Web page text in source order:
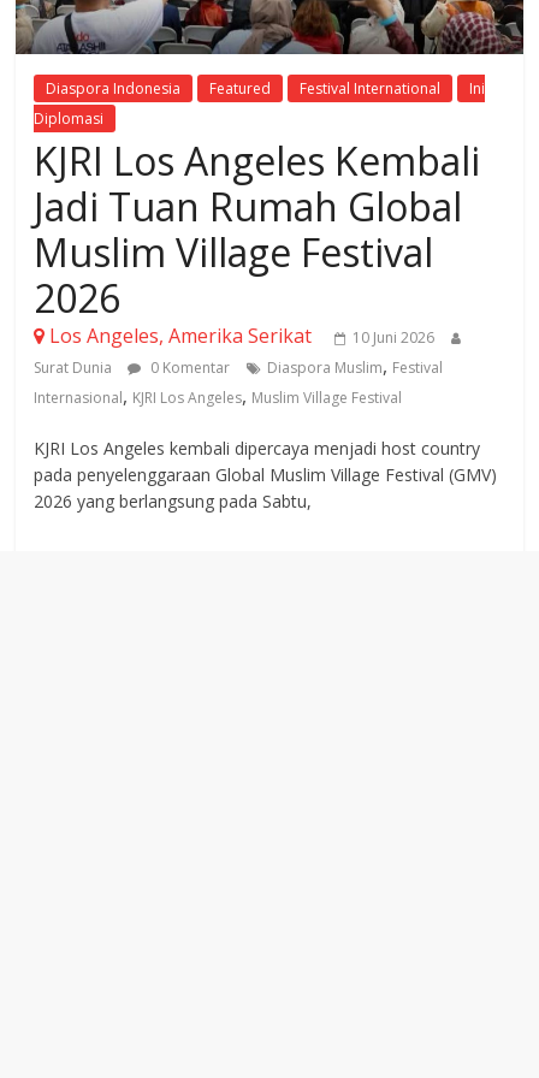
Diaspora Indonesia Featured Festival International
Ini
Diplomasi
KJRI Los Angeles Kembali
Jadi Tuan Rumah Global
Muslim Village Festival
2026
Los Angeles, Amerika Serikat
10 Juni 2026
Surat Dunia
0 Komentar Diaspora Muslim, Festival
Internasional, KJRI Los Angeles, Muslim Village Festival
KJRI Los Angeles kembali dipercaya menjadi host country
pada penyelenggaraan Global Muslim Village Festival (GMV)
2026 yang berlangsung pada Sabtu,